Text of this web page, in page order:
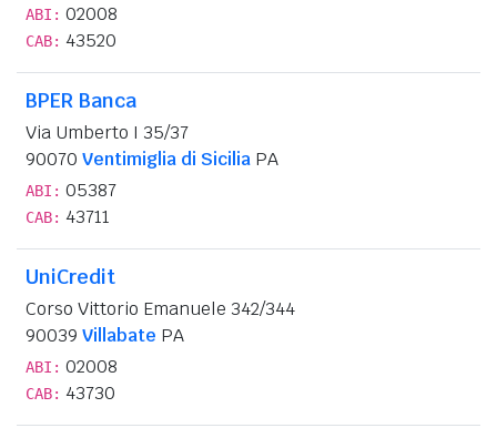
ABI: 02008
CAB: 43520
BPER Banca
Via Umberto I 35/37
90070 Ventimiglia di Sicilia PA
ABI: 05387
CAB: 43711
UniCredit
Corso Vittorio Emanuele 342/344
90039 Villabate PA
ABI: 02008
CAB: 43730